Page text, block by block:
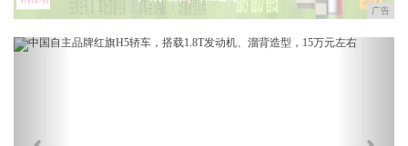
广告
Previous